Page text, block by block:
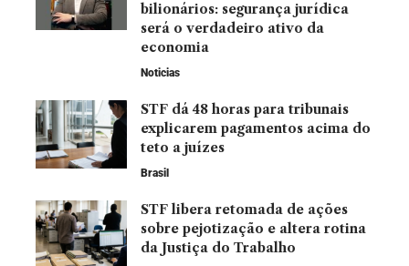
bilionários: segurança jurídica
será o verdadeiro ativo da
economia
Noticias
STF dá 48 horas para tribunais
explicarem pagamentos acima do
teto a juízes
Brasil
STF libera retomada de ações
sobre pejotização e altera rotina
da Justiça do Trabalho